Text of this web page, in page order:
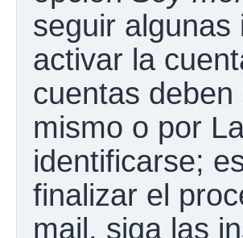
seguir
activar la
cuentas
mismo o por
identificarse;
finalizar el
mail, siga las